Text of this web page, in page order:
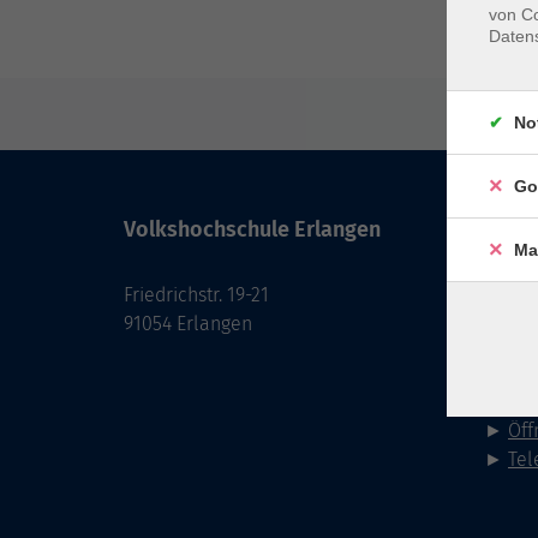
Volkshochschule Erlangen
Friedrichstr. 19-21
91054 Erlangen
Fax:
►
►
von